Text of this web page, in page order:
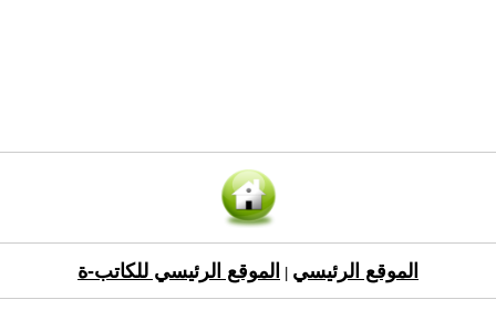
الموقع الرئيسي الموقع الرئيسي للكاتب-ة